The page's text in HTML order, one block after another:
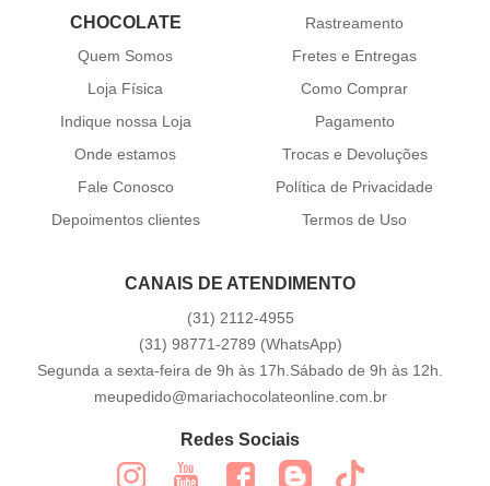
CHOCOLATE
Quem Somos
Loja Física
Indique nossa Loja
Onde estamos
Fale Conosco
Depoimentos clientes
Rastreamento
Fretes e Entregas
Como Comprar
Pagamento
Trocas e Devoluções
Política de Privacidade
Termos de Uso
CANAIS DE ATENDIMENTO
(31) 2112-4955
(31) 98771-2789 (WhatsApp)
Segunda a sexta-feira de 9h às 17h.Sábado de 9h às 12h.
meupedido@mariachocolateonline.com.br
Redes Sociais